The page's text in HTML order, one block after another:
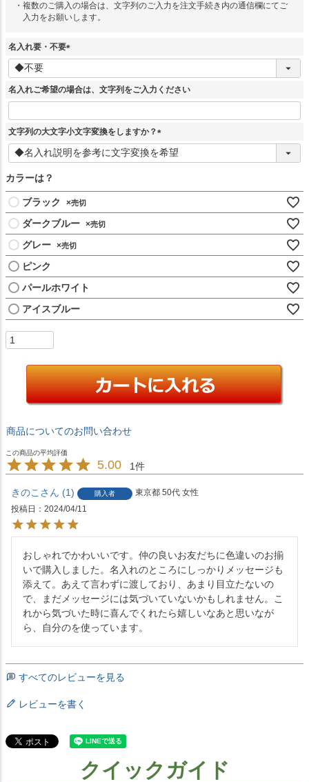
・複数のご購入の場合は、文字列のご入力を注文手続き内の通信欄にてご
入力をお願いします。
名入れ要・不要
(
須
)
名入れご希望の場合は、文字列をご入力ください
文字列の大文字小文字変換をしますか？
(
必
カラーは？
ブラック ×
ダークブルー ×
グレー ×
ピンク
パールホワイト
アイスブルー
商品についてのお問い合わせ
5.00 1
きのこ 1 購入者 東京都 50代 女性
投稿日
2024/04/11
おしゃれでかわいいです。仲の良いお友だちに色違いのお揃
いで購入しました。名入れのところにしっかりメッセージも
添えて。あえて言わずに渡しており、あまり目立たないの
で、まだメッセージには気づいていないかもしれません。こ
れから気づいた時に喜んでくれたら嬉しいなあと思いなが
ら、自分のを使っています。
すべてのレビューを見る
レビューを書く
クイックガイド